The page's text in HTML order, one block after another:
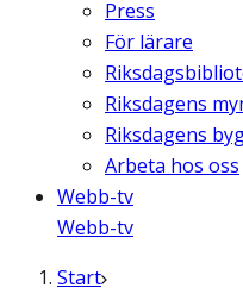
Press
För lärare
Riksdagens
Riksdagens
Arbeta hos oss
Webb-tv
Webb-tv
Start